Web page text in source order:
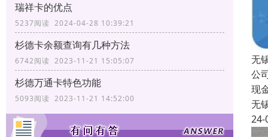
瑞祥卡的优点
5237阅读 2024-04-28 10:39:21
杉德卡余额查询有几种方法
6742阅读 2023-11-21 15:05:07
杉德万通卡特色功能
5093阅读 2023-11-21 14:52:00
无
公
现
无
24-